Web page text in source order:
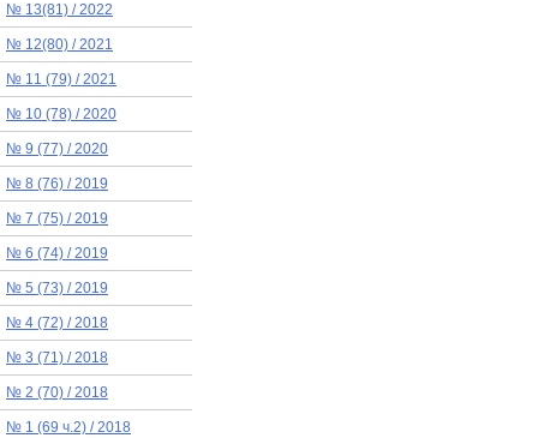
№ 13(81) / 2022
№ 12(80) / 2021
№ 11 (79) / 2021
№ 10 (78) / 2020
№ 9 (77) / 2020
№ 8 (76) / 2019
№ 7 (75) / 2019
№ 6 (74) / 2019
№ 5 (73) / 2019
№ 4 (72) / 2018
№ 3 (71) / 2018
№ 2 (70) / 2018
№ 1 (69 ч.2) / 2018